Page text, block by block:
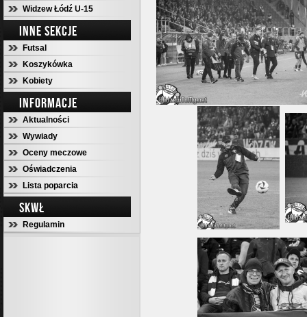
Widzew Łódź U-15
INNE SEKCJE
Futsal
Koszykówka
Kobiety
INFORMACJE
Aktualności
Wywiady
Oceny meczowe
Oświadczenia
Lista poparcia
SKWŁ
Regulamin